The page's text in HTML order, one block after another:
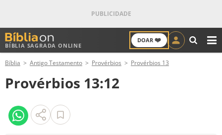
BÍBLIA SAGRADA ONLINE
DOAR ❤️
ANTIGO TESTAMENTO
NOVO TESTAMENTO
VERSÍCULOS
Bíblia Antigo Testamento Provérbios Provérbios 13
Provérbios 13:12